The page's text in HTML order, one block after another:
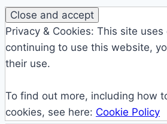
Privacy & Cookies: This site uses
continuing to use this website,
their use.
To find out more, including how
cookies, see here: Cookie Policy